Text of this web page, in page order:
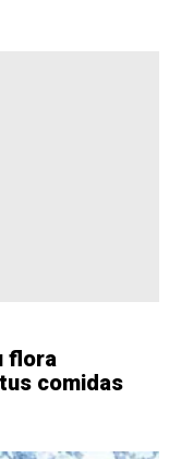
flora
comidas